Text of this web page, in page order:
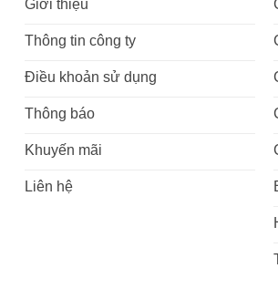
Giới thiệu
Thông tin công ty
Điều khoản sử dụng
Thông báo
Khuyến mãi
Liên hệ